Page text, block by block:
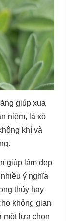
giúp xua
niệm, lá xô
khí và
giúp làm đẹp
ý nghĩa
thủy hay
không gian
một lựa chọn